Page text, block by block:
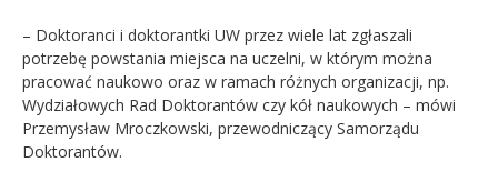
– Doktoranci i doktorantki UW przez wiele lat zgłaszali
potrzebę powstania miejsca na uczelni, w którym można
pracować naukowo oraz w ramach różnych organizacji, np.
Wydziałowych Rad Doktorantów czy kół naukowych – mówi
Przemysław Mroczkowski, przewodniczący Samorządu
Doktorantów.